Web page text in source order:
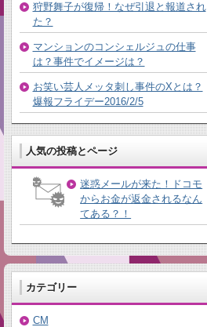
狩野舞子が復帰！なぜ引退と報道され
た？
マンションのコンシェルジュの仕事
は？事件でイメージは？
お笑い芸人メッタ刺し事件のXとは？
爆報フライデー2016/2/5
人気の投稿とページ
迷惑メールが来た！ドコモ
からお金が返金されるなん
てある？！
カテゴリー
CM